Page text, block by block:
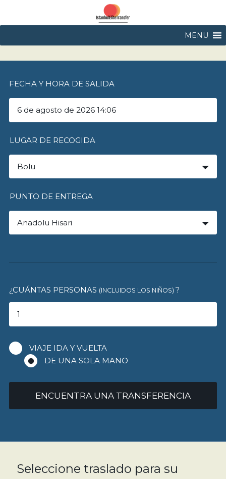
MENU
FECHA Y HORA DE SALIDA
LUGAR DE RECOGIDA
Bolu
PUNTO DE ENTREGA
Anadolu Hisari
¿CUÁNTAS PERSONAS (INCLUIDOS LOS NIÑOS) ?
VIAJE IDA Y VUELTA
DE UNA SOLA MANO
ENCUENTRA UNA TRANSFERENCIA
Seleccione traslado para su